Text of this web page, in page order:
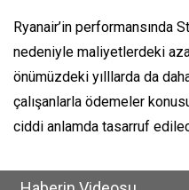
Ryanair’in performansında
nedeniyle maliyetlerdeki
önümüzdeki yılllarda da
çalışanlarla ödemeler
ciddi anlamda tasarruf